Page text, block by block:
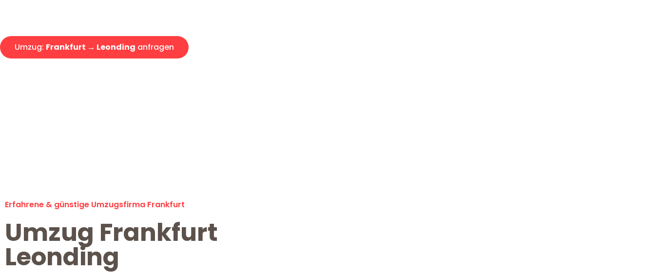
Umzug: Frankfurt → Leonding anfragen
Erfahrene & günstige Umzugsfirma Frankfurt
Umzug Frankfurt
Leonding